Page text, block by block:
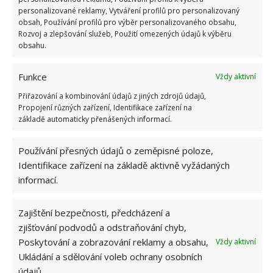
personalizované reklamy, Vytváření profilů pro personalizovaný
obsah, Používání profilů pro výběr personalizovaného obsahu,
Rozvoj a zlepšování služeb, Použití omezených údajů k výběru
obsahu.
Funkce
Vždy aktivní
Přiřazování a kombinování údajů z jiných zdrojů údajů,
Propojení různých zařízení, Identifikace zařízení na
základě automaticky přenášených informací.
Používání přesných údajů o zeměpisné poloze,
Identifikace zařízení na základě aktivně vyžádaných
informací.
Zajištění bezpečnosti, předcházení a
zjišťování podvodů a odstraňování chyb,
Poskytování a zobrazování reklamy a obsahu,
Ukládání a sdělování voleb ochrany osobních
Vždy aktivní
Fotografie: Pixabay